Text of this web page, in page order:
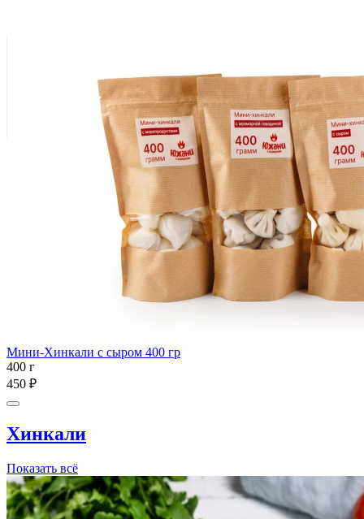
Мини-Хинкали с сыром 400 гр
400 г
450 ₽
Хинкали
Показать всё